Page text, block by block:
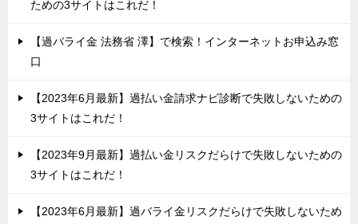
ための3サイトはこれだ！
【過バライ金 法務省 澤】で検索！インターネットお申込み窓
口
【2023年6月最新】過払い金請求ナビ診断で失敗しないための
3サイトはこれだ！
【2023年9月最新】過払い金リスクだらけで失敗しないための
3サイトはこれだ！
【2023年6月最新】過バライ金リスクだらけで失敗しないため